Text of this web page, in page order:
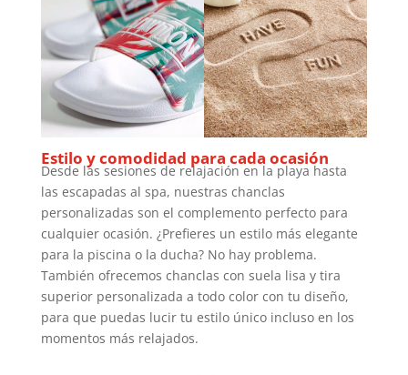
Estilo y comodidad para cada ocasión
Desde las sesiones de relajación en la playa hasta
las escapadas al spa, nuestras chanclas
personalizadas son el complemento perfecto para
cualquier ocasión. ¿Prefieres un estilo más elegante
para la piscina o la ducha? No hay problema.
También ofrecemos chanclas con suela lisa y tira
superior personalizada a todo color con tu diseño,
para que puedas lucir tu estilo único incluso en los
momentos más relajados.